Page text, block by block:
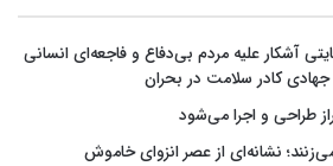
آشکار علیه مردم بی‌دفاع و فاجعه‌ای انسانی
کادر سلامت در بحران
طراحی و اجرا می‌شود
نشانه‌ای از عصر انزوای خاموش